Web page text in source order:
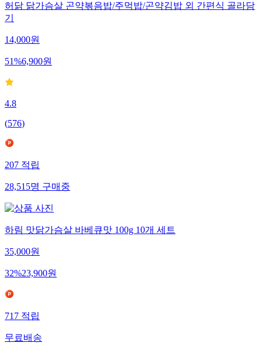
허닭 닭가슴살 곤약볶음밥/주먹밥/곤약김밥 외 간편식 골라담
기
14,000원
51%6,900원
4.8
(576)
207적립
28,515명구매중
하림 맛닭가슴살 바베큐맛 100g 10개 세트
35,000원
32%23,900원
717적립
무료배송